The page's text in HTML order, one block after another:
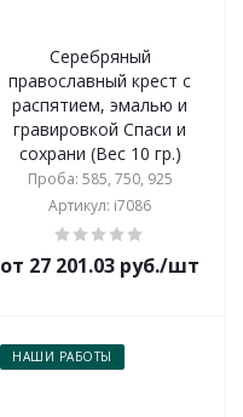
Серебряный
православный крест с
распятием, эмалью и
гравировкой Спаси и
сохрани (Вес 10 гр.)
Проба: 585, 750, 925
Артикул: i7086
от 27 201.03 руб./шт
НАШИ РАБОТЫ